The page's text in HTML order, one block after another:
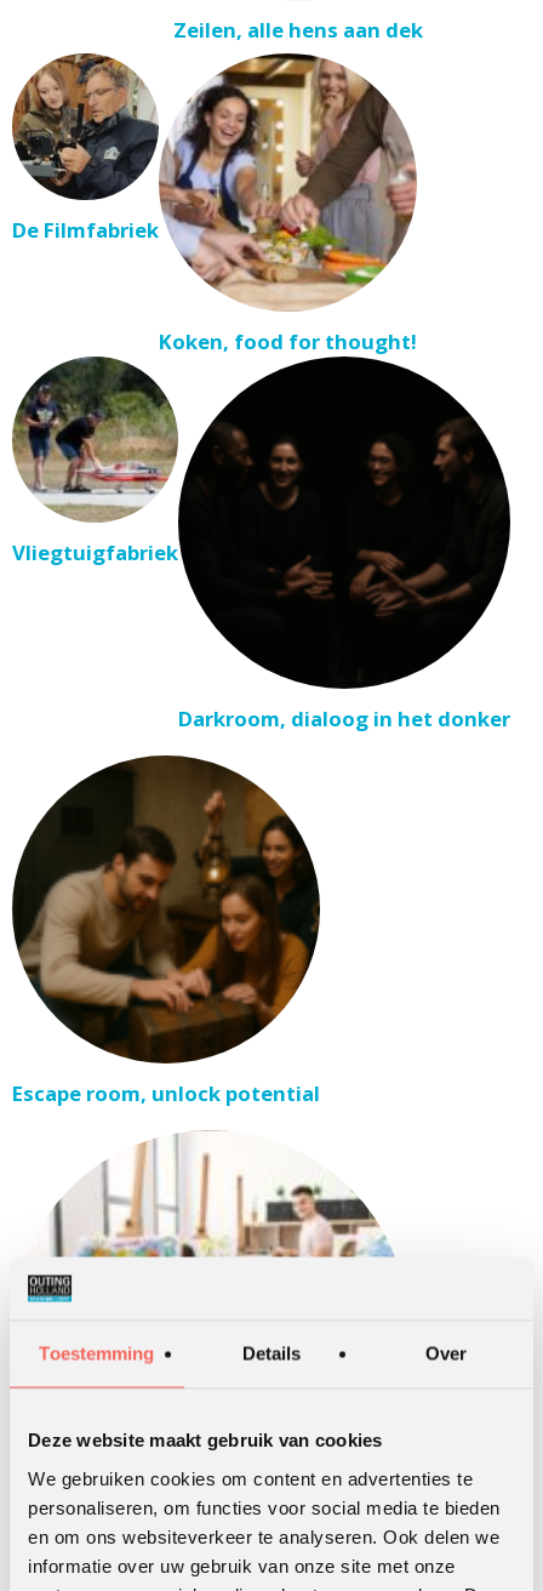
Toestemming Details Over
Deze website maakt gebruik van cookies
We gebruiken cookies om content en advertenties te
personaliseren, om functies voor social media te bieden
en om ons websiteverkeer te analyseren. Ook delen we
informatie over uw gebruik van onze site met onze
Zeilen, alle hens aan dek
De Filmfabriek
Koken, food for thought!
Vliegtuigfabriek
Darkroom, dialoog in het donker
Escape room, unlock potential
Art ‘n Company, creatieve werkvormen